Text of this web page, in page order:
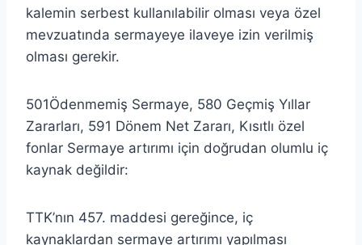
kalemin serbest kullanılabilir olması veya özel
mevzuatında sermayeye ilaveye izin verilmiş
olması gerekir.
501Ödenmemiş Sermaye, 580 Geçmiş Yıllar
Zararları, 591 Dönem Net Zararı, Kısıtlı özel
fonlar Sermaye artırımı için doğrudan olumlu iç
kaynak değildir:
TTK’nın 457. maddesi gereğince, iç
kaynaklardan sermaye artırımı yapılması